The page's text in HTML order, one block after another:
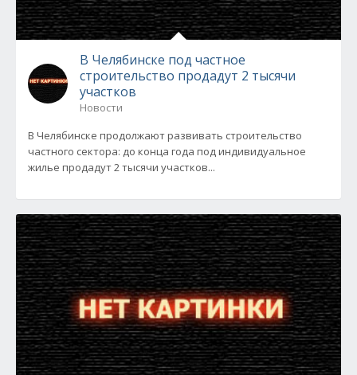
В Челябинске под частное
строительство продадут 2 тысячи
участков
Новости
В Челябинске продолжают развивать строительство
частного сектора: до конца года под индивидуальное
жилье продадут 2 тысячи участков...